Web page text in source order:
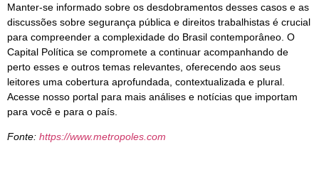
Manter-se informado sobre os desdobramentos desses casos e as
discussões sobre segurança pública e direitos trabalhistas é crucial
para compreender a complexidade do Brasil contemporâneo. O
Capital Política se compromete a continuar acompanhando de
perto esses e outros temas relevantes, oferecendo aos seus
leitores uma cobertura aprofundada, contextualizada e plural.
Acesse nosso portal para mais análises e notícias que importam
para você e para o país.
Fonte: https://www.metropoles.com